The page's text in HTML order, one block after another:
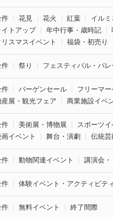
件 花見 花火 紅葉 イル
イトアップ
年中行事・歳時記
リスマスイベント
福袋・初売り
件 祭り フェスティバル・パレ
件 バーゲンセール フリーマー
産展・観光フェア
商業施設イベ
件 美術展・博物展 スポーツイ
イベント
舞台・演劇 伝統
件 動物関連イベント 講演会
件 体験イベント・アクティビティ
件 無料イベント 終了間際